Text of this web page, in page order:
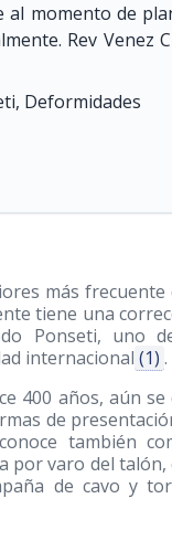
al momento de
Rev Venez
Deformidades
más frecuente
tiene una
Ponseti, uno
internacional (1) .
400 años, aún se
de
también
por varo del talón,
de cavo y